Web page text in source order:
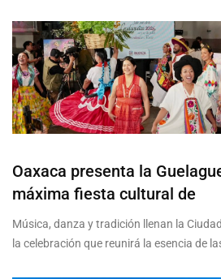
Oaxaca presenta la
máxima fiesta cultural de
Música, danza y tradición llenan la
la celebración que reunirá la esencia de